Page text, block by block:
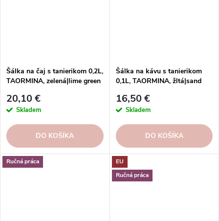
Šálka na čaj s tanierikom 0,2L,
TAORMINA, zelená|lime green
20,10 €
Skladem
DO KOŠÍKA
Šálka na kávu s tanierikom
0,1L, TAORMINA, žltá|sand
16,50 €
Skladem
DO KOŠÍKA
Ručná práca
EU
Ručná práca